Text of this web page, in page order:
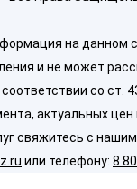
на данном
и не может
со ст.
актуальных цен
свяжитесь с
или телефону: 8